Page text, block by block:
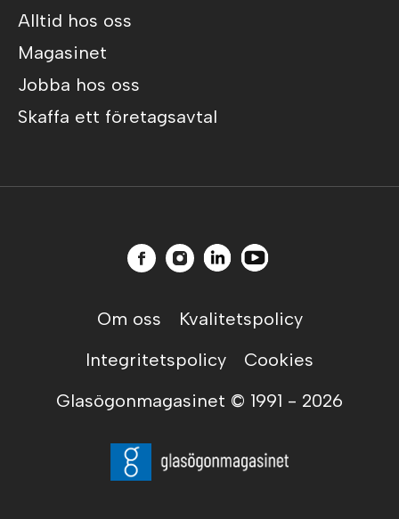
Alltid hos oss
Magasinet
Jobba hos oss
Skaffa ett företagsavtal
Om oss
Kvalitetspolicy
Integritetspolicy
Cookies
Glasögonmagasinet © 1991 - 2026